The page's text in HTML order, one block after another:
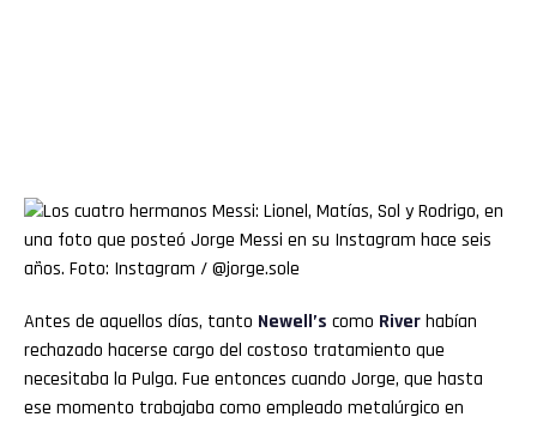
Antes de aquellos días, tanto Newell’s como Riverhabían
rechazado hacerse cargo del costoso tratamiento que
necesitaba la Pulga. Fue entonces cuando Jorge, que hasta
ese momento trabajaba como empleado metalúrgico en